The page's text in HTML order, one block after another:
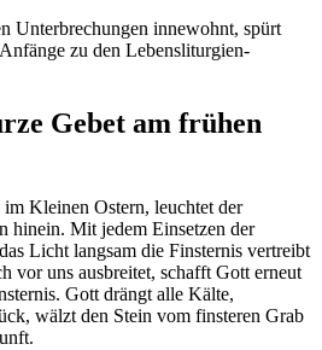
Unterbrechungen innewohnt, spürt
zu den Lebensliturgien-
Gebet am frühen
Kleinen Ostern, leuchtet der
hinein. Mit jedem Einsetzen der
Licht langsam die Finsternis vertreibt
vor uns ausbreitet, schafft Gott erneut
Gott drängt alle Kälte,
wälzt den Stein vom finsteren Grab